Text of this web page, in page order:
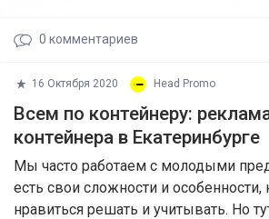
0 комментариев
16 Октября 2020 Head Promo
Всем по контейнеру:
контейнера в Екатеринбурге
Мы часто работаем с молодыми
есть свои сложности и
нравиться решать и учитывать. Но